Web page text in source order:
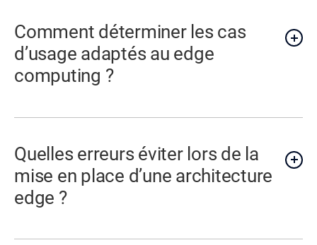
Comment déterminer les cas
d’usage adaptés au edge
computing ?
Quelles erreurs éviter lors de la
mise en place d’une architecture
edge ?